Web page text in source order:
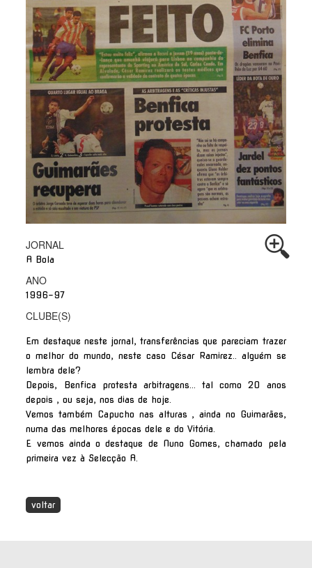
JORNAL
A Bola
ANO
1996-97
CLUBE(S)
Em destaque neste jornal, transferências que pareciam trazer
o melhor do mundo, neste caso César Ramirez.. alguém se
lembra dele?
Depois, Benfica protesta arbitragens... tal como 20 anos
depois , ou seja, nos dias de hoje.
Vemos também Capucho nas alturas , ainda no Guimarães,
numa das melhores épocas dele e do Vitória.
E vemos ainda o destaque de Nuno Gomes, chamado pela
primeira vez à Selecção A.
voltar